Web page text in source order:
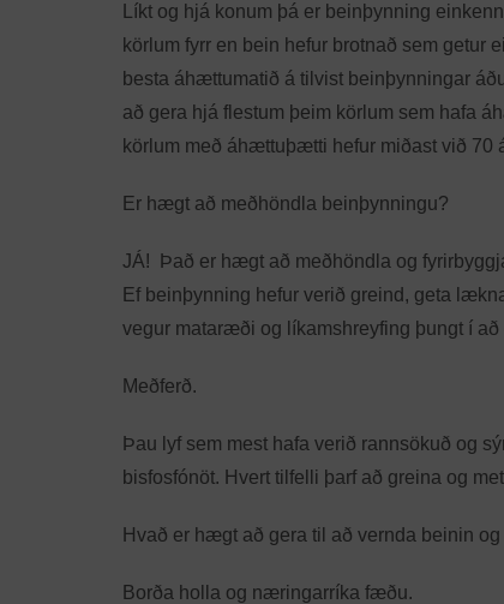
Líkt og hjá konum þá er beinþynning
körlum fyrr en bein hefur brotnað sem
besta áhættumatið á tilvist beinþynningar
að gera hjá flestum þeim körlum sem hafa
körlum með áhættuþætti hefur miðast við 70
Er hægt að meðhöndla beinþynningu?
JÁ! Það er hægt að meðhöndla og
Ef beinþynning hefur verið greind, geta
vegur mataræði og líkamshreyfing þungt í
Meðferð.
Þau lyf sem mest hafa verið rannsökuð og
bisfosfónöt. Hvert tilfelli þarf að greina og
Hvað er hægt að gera til að vernda beinin
Borða holla og næringarríka fæðu.